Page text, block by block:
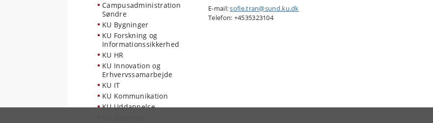
Campusadministration
Søndre
KU Bygninger
KU Forskning og
Informationssikkerhed
KU HR
KU Innovation og
Erhvervssamarbejde
KU IT
KU Kommunikation
KU Uddannelse
E-mail:sofie.tran@sund.ku.dk
Telefon: +4535323104